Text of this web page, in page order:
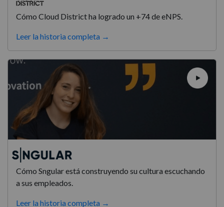
Cómo Cloud District ha logrado un +74 de eNPS.
Leer la historia completa →
Cómo Sngular está construyendo su cultura escuchando
a sus empleados.
Leer la historia completa →